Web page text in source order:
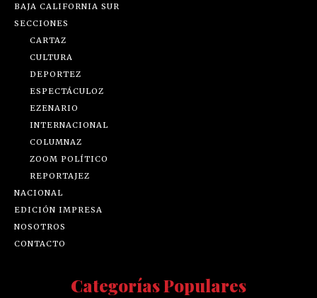
BAJA CALIFORNIA SUR
SECCIONES
CARTAZ
CULTURA
DEPORTEZ
ESPECTÁCULOZ
EZENARIO
INTERNACIONAL
COLUMNAZ
ZOOM POLÍTICO
REPORTAJEZ
NACIONAL
EDICIÓN IMPRESA
NOSOTROS
CONTACTO
Categorías Populares